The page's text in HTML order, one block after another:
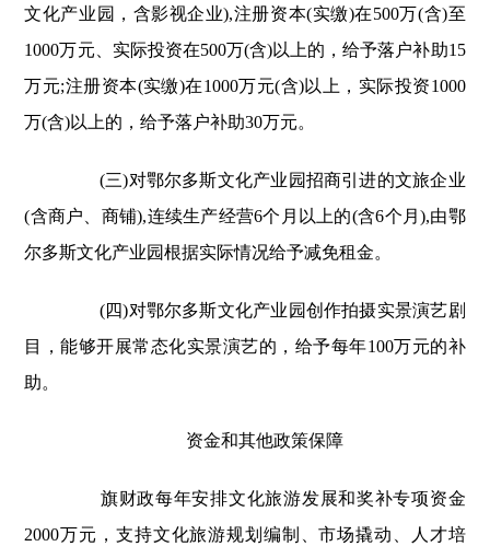
文化产业园，含影视企业),注册资本(实缴)在500万(含)至
1000万元、实际投资在500万(含)以上的，给予落户补助15
万元;注册资本(实缴)在1000万元(含)以上，实际投资1000
万(含)以上的，给予落户补助30万元。
(三)对鄂尔多斯文化产业园招商引进的文旅企业
(含商户、商铺),连续生产经营6个月以上的(含6个月),由鄂
尔多斯文化产业园根据实际情况给予减免租金。
(四)对鄂尔多斯文化产业园创作拍摄实景演艺剧
目，能够开展常态化实景演艺的，给予每年100万元的补
助。
资金和其他政策保障
旗财政每年安排文化旅游发展和奖补专项资金
2000万元，支持文化旅游规划编制、市场撬动、人才培